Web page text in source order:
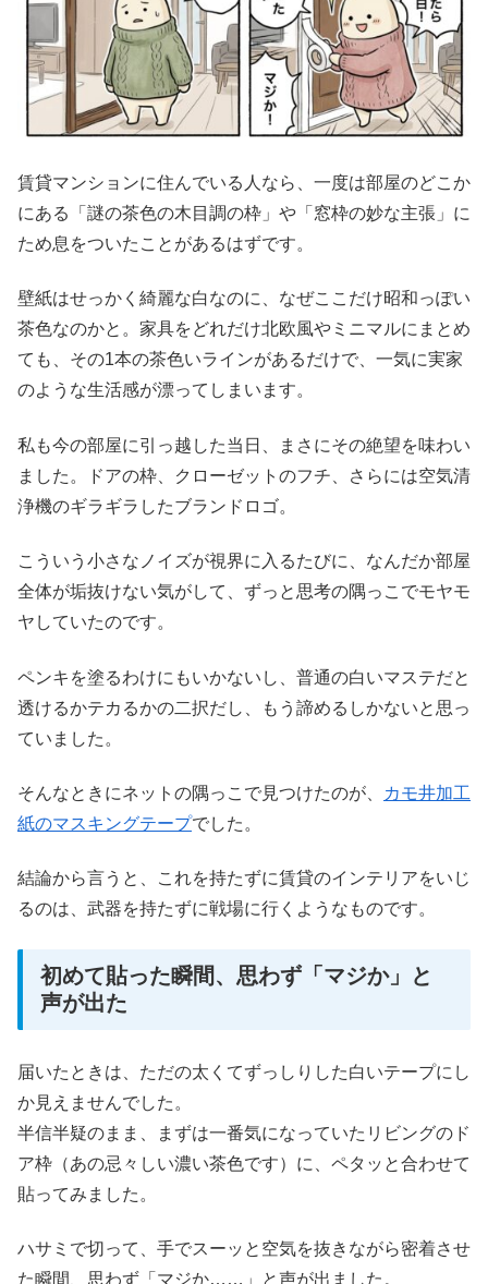
賃貸マンションに住んでいる人なら、一度は部屋のどこか
にある「謎の茶色の木目調の枠」や「窓枠の妙な主張」に
ため息をついたことがあるはずです。
壁紙はせっかく綺麗な白なのに、なぜここだけ昭和っぽい
茶色なのかと。家具をどれだけ北欧風やミニマルにまとめ
ても、その1本の茶色いラインがあるだけで、一気に実家
のような生活感が漂ってしまいます。
私も今の部屋に引っ越した当日、まさにその絶望を味わい
ました。ドアの枠、クローゼットのフチ、さらには空気清
浄機のギラギラしたブランドロゴ。
こういう小さなノイズが視界に入るたびに、なんだか部屋
全体が垢抜けない気がして、ずっと思考の隅っこでモヤモ
ヤしていたのです。
ペンキを塗るわけにもいかないし、普通の白いマステだと
透けるかテカるかの二択だし、もう諦めるしかないと思っ
ていました。
そんなときにネットの隅っこで見つけたのが、
カモ井加工
紙のマスキングテープでした。
結論から言うと、これを持たずに賃貸のインテリアをいじ
るのは、武器を持たずに戦場に行くようなものです。
初めて貼った瞬間、思わず「マジか」と
声が出た
届いたときは、ただの太くてずっしりした白いテープにし
か見えませんでした。
半信半疑のまま、まずは一番気になっていたリビングのド
ア枠（あの忌々しい濃い茶色です）に、ペタッと合わせて
貼ってみました。
ハサミで切って、手でスーッと空気を抜きながら密着させ
た瞬間、思わず「マジか……」と声が出ました。